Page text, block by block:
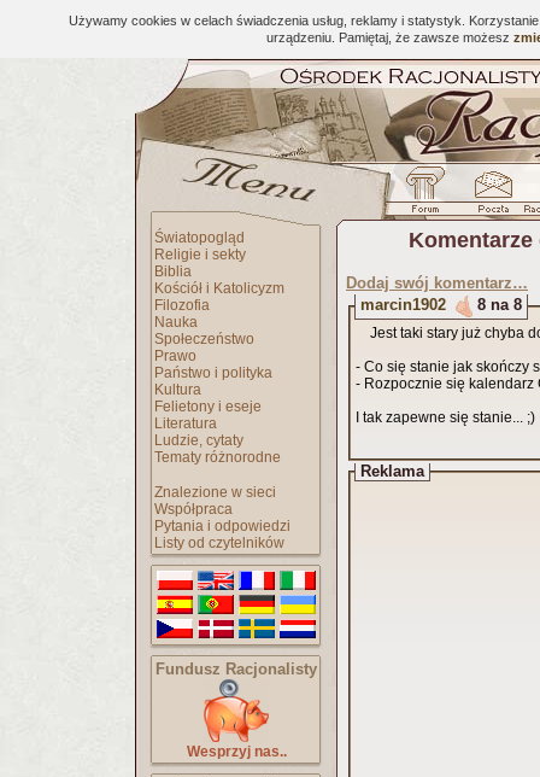
Używamy cookies w celach świadczenia usług, reklamy i statystyk.
urządzeniu. Pamiętaj, że zawsze możesz
Światopogląd
Religie i sekty
Biblia
Kościół i Katolicyzm
Filozofia
Nauka
Społeczeństwo
Prawo
Państwo i polityka
Kultura
Felietony i eseje
Literatura
Ludzie, cytaty
Tematy różnorodne
Znalezione w sieci
Współpraca
Pytania i odpowiedzi
Listy od czytelników
Fundusz Racjonalisty
Wesprzyj nas..
Dodaj swój komentarz…
marcin1902
8 na 8
Jest taki stary już chyba
- Co się stanie jak skończy
- Rozpocznie się kalendarz
I tak zapewne się stanie... ;)
Reklama